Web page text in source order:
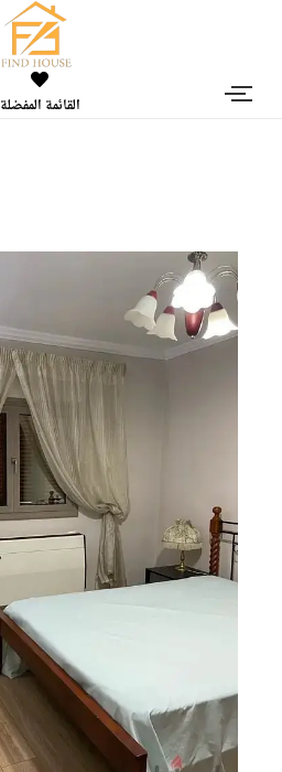
القائمة المفضلة